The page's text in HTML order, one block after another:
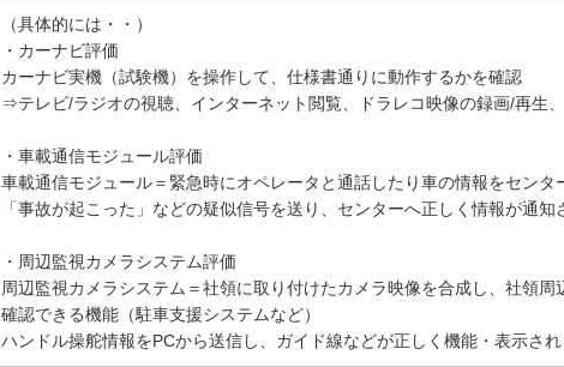
（具体的には・・）
・カーナビ評価
カーナビ実機（試験機）を操作して、仕様書通りに動作するかを確認
⇒テレビ/ラジオの視聴、インターネット閲覧、ドラレコ映像の録画/再生
・車載通信モジュール評価
車載通信モジュール＝緊急時にオペレータと通話したり車の情報をセンタ
「事故が起こった」などの疑似信号を送り、センターへ正しく情報が通知
・周辺監視カメラシステム評価
周辺監視カメラシステム＝社領に取り付けたカメラ映像を合成し、社領
確認できる機能（駐車支援システムなど）
ハンドル操舵情報をPCから送信し、ガイド線などが正しく機能・表示され